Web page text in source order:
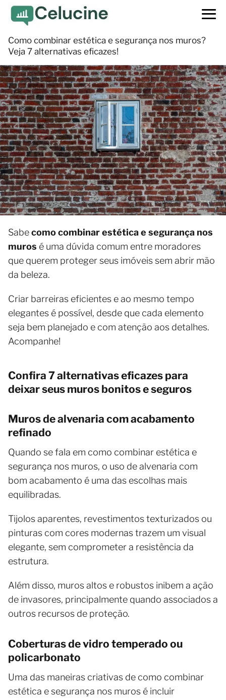
Como combinar estética e segurança nos muros?
Veja 7 alternativas eficazes!
Sabecomo combinar estética e segurança nos
muros é uma dúvida comum entre moradores
que querem proteger seus imóveis sem abrir mão
da beleza.
Criar barreiras eficientes e ao mesmo tempo
elegantes é possível, desde que cada elemento
seja bem planejado e com atenção aos detalhes.
Acompanhe!
Confira 7 alternativas eficazes para
deixar seus muros bonitos e seguros
Muros de alvenaria com acabamento
refinado
Quando se fala em como combinar estética e
segurança nos muros, o uso de alvenaria com
bom acabamento é uma das escolhas mais
equilibradas.
Tijolos aparentes, revestimentos texturizados ou
pinturas com cores modernas trazem um visual
elegante, sem comprometer a resistência da
estrutura.
Além disso, muros altos e robustos inibem a ação
de invasores, principalmente quando associados a
outros recursos de proteção.
Coberturas de vidro temperado ou
policarbonato
Uma das maneiras criativas de como combinar
estética e segurança nos muros é incluir